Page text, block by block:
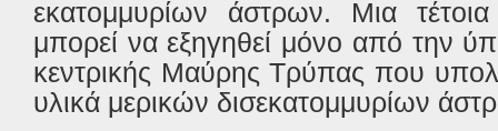
εκατομμυρίων άστρων. Μια
μπορεί να εξηγηθεί μόνο από την
κεντρικής Μαύρης Τρύπας που
υλικά μερικών δισεκατομμυρίων